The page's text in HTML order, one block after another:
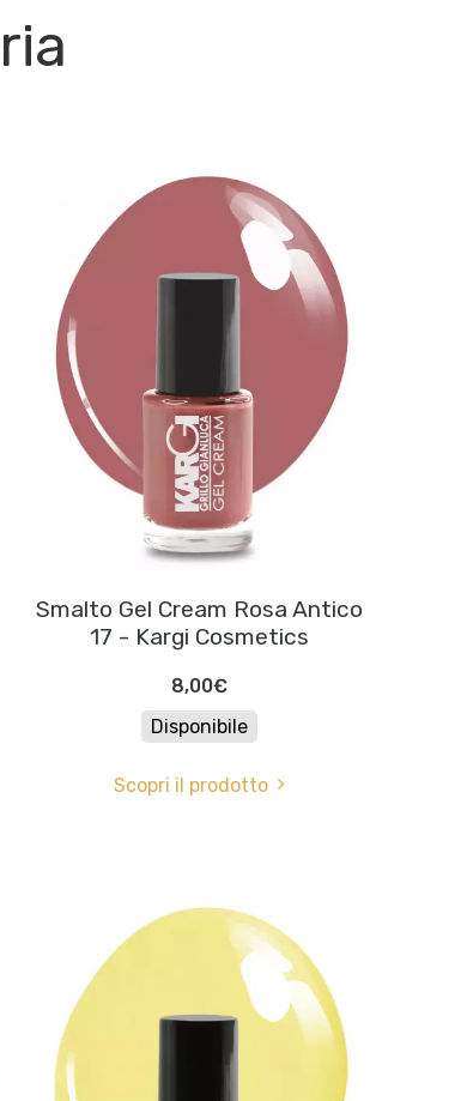
Smalto Gel Cream Rosa Antico
17 - Kargi Cosmetics
8,00€
Disponibile
Scopri il prodotto